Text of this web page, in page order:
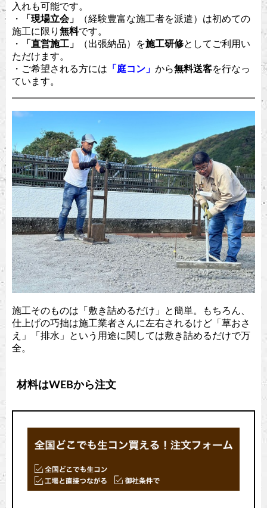
入れも可能です。
・
「現場立会」
（経験豊富な施工者を派遣）は初めての
施工に限り 無料です。
・
「直営施工」 （出張納品）を施工研修としてご利用い
ただけます。
・ご希望される方には 「庭コン」 から無料送客を行なっ
ています。
施工そのものは「敷き詰めるだけ」と簡単。もちろん、
仕上げの巧拙は施工業者さんに左右されるけど「草おさ
え」「排水」という用途に関しては敷き詰めるだけで万
全。
材料はWEBから注文